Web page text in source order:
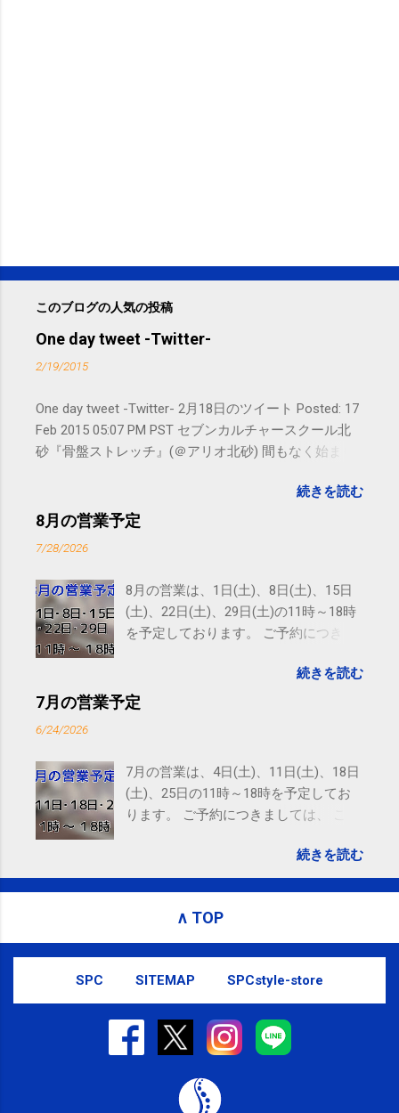
このブログの人気の投稿
One day tweet -Twitter-
2/19/2015
One day tweet -Twitter- 2月18日のツイート Posted: 17
Feb 2015 05:07 PM PST セブンカルチャースクール北
砂『骨盤ストレッチ』(＠アリオ北砂) 間もなく始まり
subscribed to email updates from サクマフィジカルコ
ンディショニング(@SPCstyle) - Twilog To stop
Email delivery powered by Google Google Inc., 1600
Amphitheatre Parkway, Mountain View, CA 94043,
United States
続きを読む
8月の営業予定
7/28/2026
8月の営業は、1日(土)、8日(土)、15日
(土)、22日(土)、29日(土)の11時～18時
を予定しております。 ご予約につきま
す。 電話に出られないことがあります
ので、ご予約、お問い合わせは
続きを読む
7月の営業予定
6/24/2026
7月の営業は、4日(土)、11日(土)、18日
(土)、25日の11時～18時を予定してお
ります。 ご予約につきましては、 こち
れないことがありますので、ご予約、
お問い合わせはSMS（ショートメッセ
続きを読む
∧ TOP
SPC SITEMAP SPCstyle-store